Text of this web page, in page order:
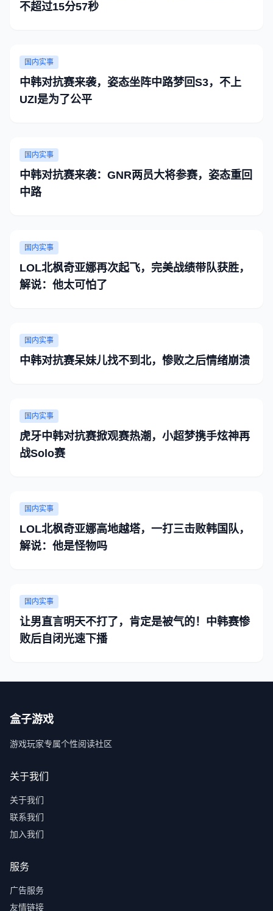
不超过15分57秒
国内实事
中韩对抗赛来袭，姿态坐阵中路梦回S3，不上
UZI是为了公平
国内实事
中韩对抗赛来袭：GNR两员大将参赛，姿态重回
中路
国内实事
LOL北枫奇亚娜再次起飞，完美战绩带队获胜，
解说：他太可怕了
国内实事
中韩对抗赛呆妹儿找不到北，惨败之后情绪崩溃
国内实事
虎牙中韩对抗赛掀观赛热潮，小超梦携手炫神再
战Solo赛
国内实事
LOL北枫奇亚娜高地越塔，一打三击败韩国队，
解说：他是怪物吗
国内实事
让男直言明天不打了，肯定是被气的！中韩赛惨
败后自闭光速下播
盒子游戏
游戏玩家专属个性阅读社区
关于我们
关于我们
联系我们
加入我们
服务
广告服务
友情链接